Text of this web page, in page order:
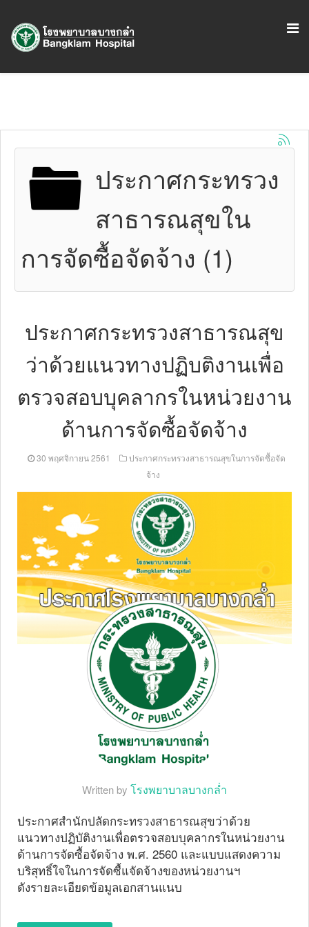
ประกาศกระทรวง
สาธารณสุขใน
การจัดซื้อจัดจ้าง (1)
ประกาศกระทรวงสาธารณสุข
ว่าด้วยแนวทางปฏิบติงานเพื่อ
ตรวจสอบบุคลากรในหน่วยงาน
ด้านการจัดซื้อจัดจ้าง
30 พฤศจิกายน 2561
ประกาศกระทรวงสาธารณสุขในการจัดซื้อจัด
จ้าง
Written by โรงพยาบาลบางกล่ำ
ประกาศสำนักปลัดกระทรวงสาธารณสุขว่าด้วย
แนวทางปฏิบัติงานเพื่อตรวจสอบบุคลากรในหน่วยงาน
ด้านการจัดซื้อจัดจ้าง พ.ศ. 2560 และแบบแสดงความ
บริสุทธิ์ใจในการจัดซื้แจัดจ้างของหน่วยงานฯ
ดังรายละเอียดข้อมูลเอกสานแนบ